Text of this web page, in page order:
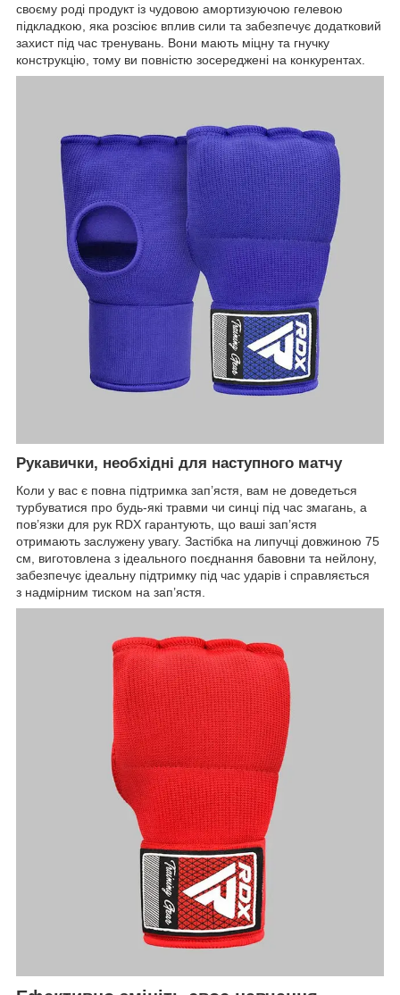
своєму роді продукт із чудовою амортизуючою гелевою
підкладкою, яка розсіює вплив сили та забезпечує додатковий
захист під час тренувань. Вони мають міцну та гнучку
конструкцію, тому ви повністю зосереджені на конкурентах.
Рукавички, необхідні для наступного матчу
Коли у вас є повна підтримка зап’ястя, вам не доведеться
турбуватися про будь-які травми чи синці під час змагань, а
пов’язки для рук RDX гарантують, що ваші зап’ястя
отримають заслужену увагу. Застібка на липучці довжиною 75
см, виготовлена з ідеального поєднання бавовни та нейлону,
забезпечує ідеальну підтримку під час ударів і справляється
з надмірним тиском на зап’ястя.